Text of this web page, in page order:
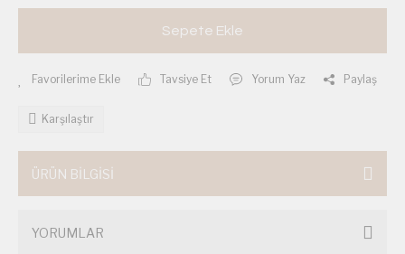
Sepete Ekle
Tavsiye Et Yorum Yaz Paylaş
Karşılaştır
ÜRÜN BİLGİSİ
YORUMLAR